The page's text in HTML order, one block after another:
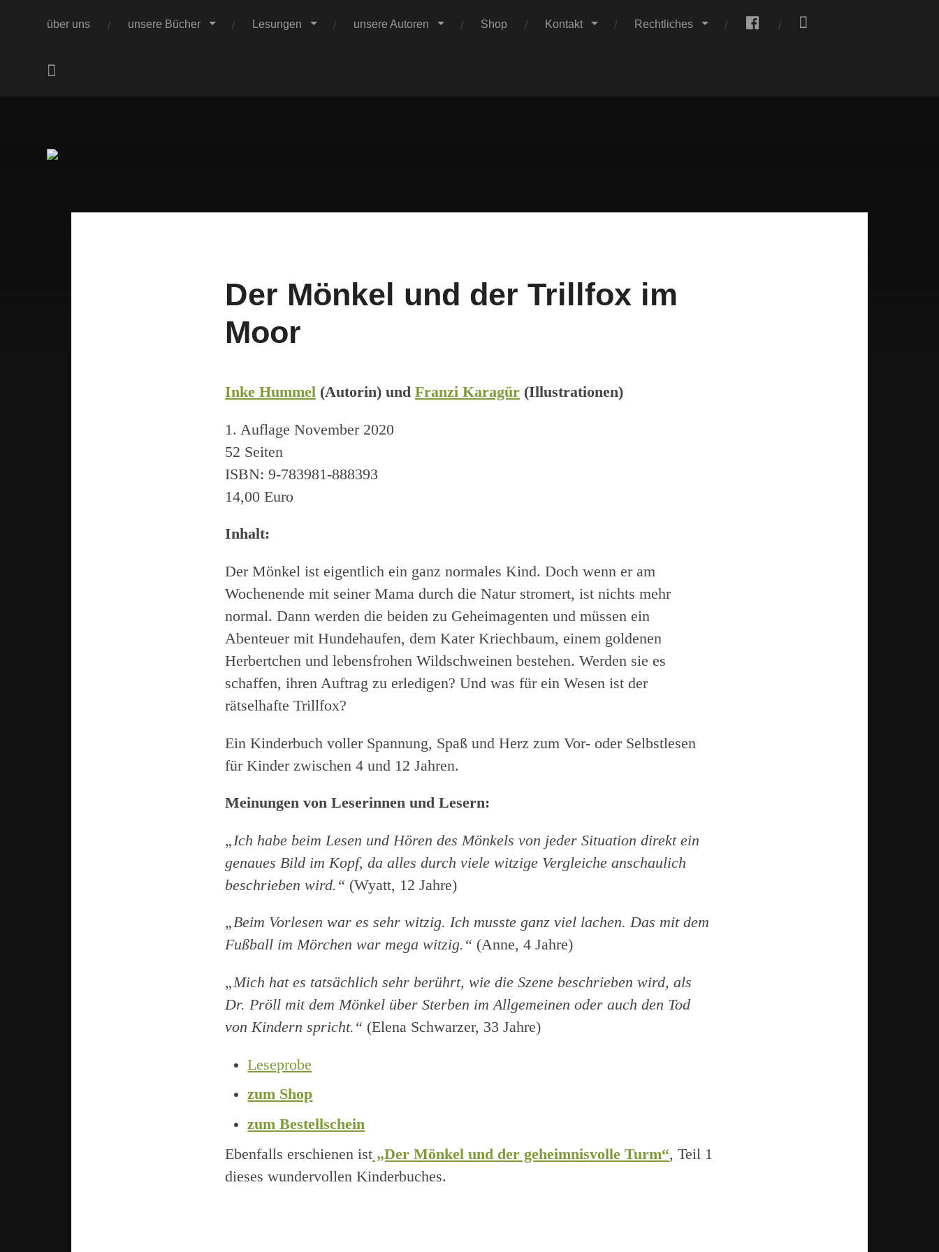
über uns unsere Bücher Lesungen unsere Autoren Shop Kontakt Rechtliches
Verlag
Der Mönkel und der Trillfox im
Moor
Inke Hummel (Autorin) und Franzi Karagür (Illustrationen)
1. Auflage November 2020
52 Seiten
ISBN: 9-783981-888393
14,00 Euro
Inhalt:
Der Mönkel ist eigentlich ein ganz normales Kind. Doch wenn er am
Wochenende mit seiner Mama durch die Natur stromert, ist nichts mehr
normal. Dann werden die beiden zu Geheimagenten und müssen ein
Abenteuer mit Hundehaufen, dem Kater Kriechbaum, einem goldenen
Herbertchen und lebensfrohen Wildschweinen bestehen. Werden sie es
schaffen, ihren Auftrag zu erledigen? Und was für ein Wesen ist der
rätselhafte Trillfox?
Ein Kinderbuch voller Spannung, Spaß und Herz zum Vor- oder Selbstlesen
für Kinder zwischen 4 und 12 Jahren.
Meinungen von Leserinnen und Lesern:
„Ich habe beim Lesen und Hören des Mönkels von jeder Situation direkt ein
genaues Bild im Kopf, da alles durch viele witzige Vergleiche anschaulich
beschrieben wird.“ (Wyatt, 12 Jahre)
„Beim Vorlesen war es sehr witzig. Ich musste ganz viel lachen. Das mit dem
Fußball im Mörchen war mega witzig.“ (Anne, 4 Jahre)
„Mich hat es tatsächlich sehr berührt, wie die Szene beschrieben wird, als
Dr. Pröll mit dem Mönkel über Sterben im Allgemeinen oder auch den Tod
von Kindern spricht.“ (Elena Schwarzer, 33 Jahre)
Leseprobe
zum Shop
zum Bestellschein
Ebenfalls erschienen ist „Der Mönkel und der geheimnisvolle Turm“, Teil 1
dieses wundervollen Kinderbuches.